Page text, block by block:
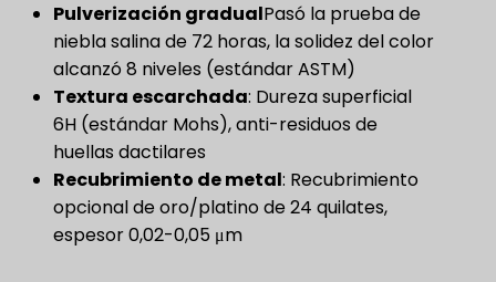
Pulverización gradualPasó la prueba de
niebla salina de 72 horas, la solidez del color
alcanzó 8 niveles (estándar ASTM)
Textura escarchada​: Dureza superficial
6H (estándar Mohs), anti-residuos de
huellas dactilares
Recubrimiento de metal​: Recubrimiento
opcional de oro/platino de 24 quilates,
espesor 0,02-0,05 μm